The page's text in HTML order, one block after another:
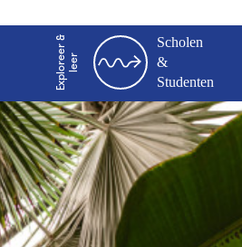
E
x
p
l
o
re
e
r
&
l
e
er
Scholen
&
Studenten